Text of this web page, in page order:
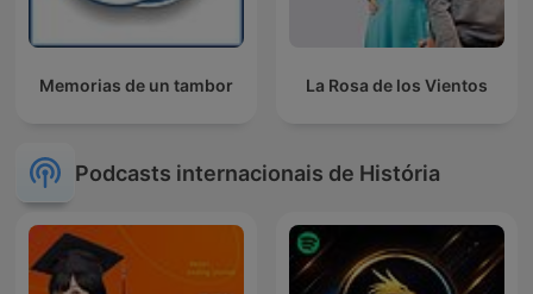
Memorias de un tambor La Rosa de los Vientos
Podcasts internacionais de História